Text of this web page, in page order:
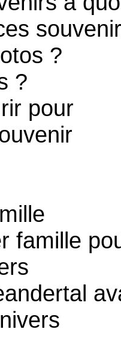
?
?
pour
famille